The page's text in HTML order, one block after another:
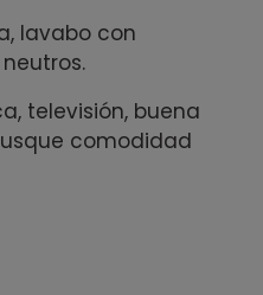
lavabo con
televisión, buena
comodidad